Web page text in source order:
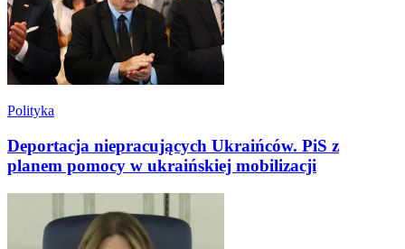
Polityka
Deportacja niepracujących Ukraińców. PiS z
planem pomocy w ukraińskiej mobilizacji